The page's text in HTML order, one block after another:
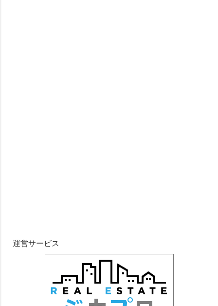
運営サービス